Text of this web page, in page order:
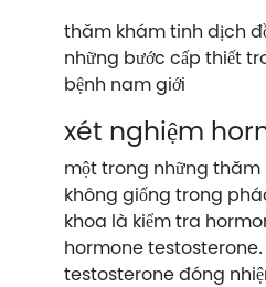
thăm khám tinh dịch
những bước cấp thiết
bệnh nam giới
xét nghiệm
một trong những thăm
không giống trong
khoa là kiểm tra
hormone
testosterone đóng